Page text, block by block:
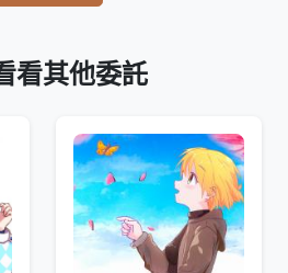
看其他委託